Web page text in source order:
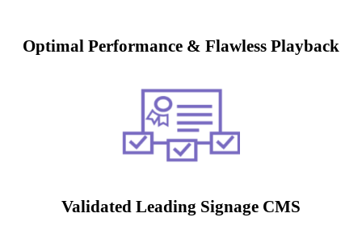
Optimal Performance & Flawless Playback
Validated Leading Signage CMS